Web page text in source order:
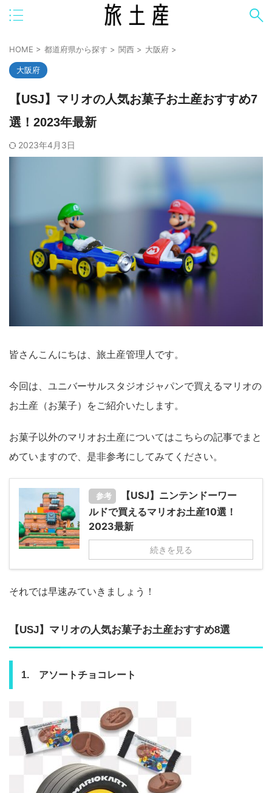
HOME > 都道府県から探す > 関西 > 大阪府 >
大阪府
【USJ】マリオの人気お菓子お土産おすすめ7
選！2023年最新
2023年4月3日
皆さんこんにちは、旅土産管理人です。
今回は、ユニバーサルスタジオジャパンで買えるマリオの
お土産（お菓子）をご紹介いたします。
お菓子以外のマリオお土産についてはこちらの記事でまと
めていますので、是非参考にしてみてください。
参考
【USJ】ニンテンドーワー
ルドで買えるマリオお土産10選！
2023最新
続きを見る
それでは早速みていきましょう！
【USJ】マリオの人気お菓子お土産おすすめ8選
1. アソートチョコレート